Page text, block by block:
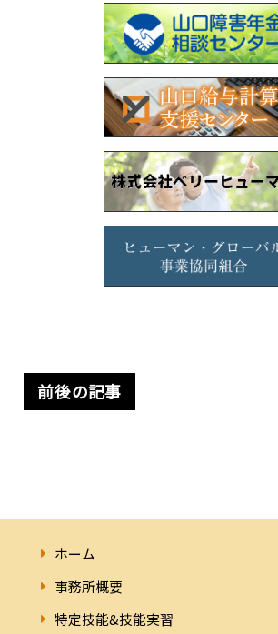
前後の記事
ホーム
事務所概要
特定技能&技能実習